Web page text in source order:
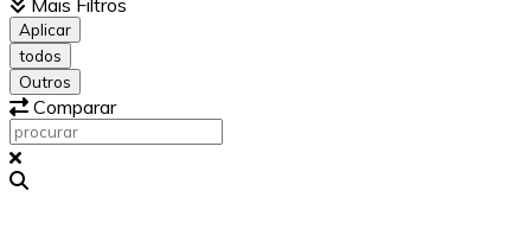
Aplicar
todos
Outros
Comparar